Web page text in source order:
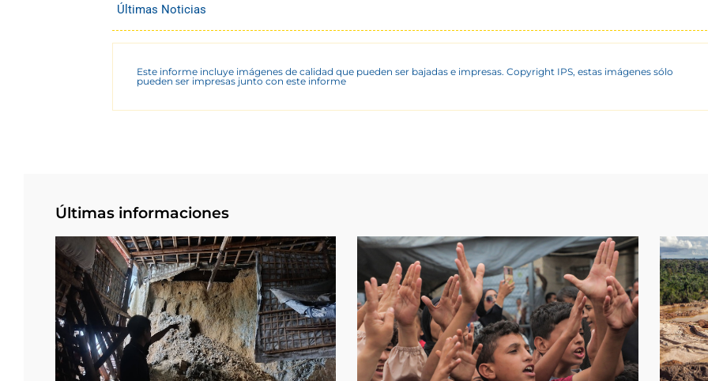
Últimas Noticias
Este informe incluye imágenes de calidad que pueden ser bajadas e impresas. Copyright IPS, estas imágenes sólo
pueden ser impresas junto con este informe
Últimas informaciones